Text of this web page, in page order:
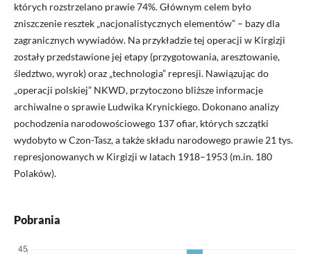
których rozstrzelano prawie 74%. Głównym celem było
zniszczenie resztek „nacjonalistycznych elementów” – bazy dla
zagranicznych wywiadów. Na przykładzie tej operacji w Kirgizji
zostały przedstawione jej etapy (przygotowania, aresztowanie,
śledztwo, wyrok) oraz „technologia” represji. Nawiązując do
„operacji polskiej” NKWD, przytoczono bliższe informacje
archiwalne o sprawie Ludwika Krynickiego. Dokonano analizy
pochodzenia narodowościowego 137 ofiar, których szczątki
wydobyto w Czon-Tasz, a także składu narodowego prawie 21 tys.
represjonowanych w Kirgizji w latach 1918–1953 (m.in. 180
Polaków).
Pobrania